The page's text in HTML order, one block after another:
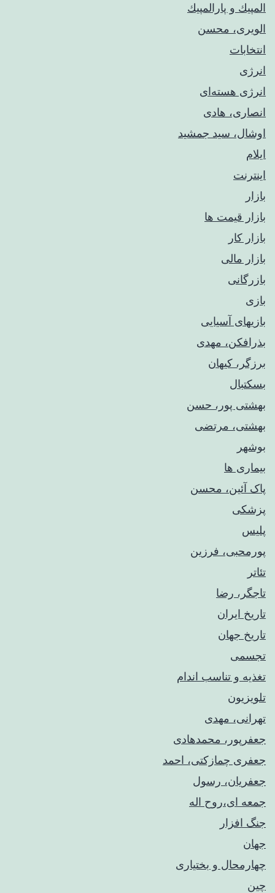
المپيك و پارالمپيك
الویری، محسن
انتخابات
انرژی
انرژی هسته‌ای
انصاری، هادی
اوشال، سید جمشید
ایلام
اینترنت
بازار
بازار قیمت ها
بازار کار
بازار مالی
بازرگانی
بازی
بازیهای آسیایی
بذرافکن، مهدی
برزگر، کیهان
بسکتبال
بهشتی پور، حسن
بهشتی، مرتضی
بوشهر
بیماری ها
پاک آئین، محسن
پزشکی
پلیس
پورمحبی، فرزین
تئاتر
تاجگر، رضا
تاریخ ایران
تاریخ جهان
تجسمی
تغذیه و تناسب اندام
تلویزیون
تهرانی، مهدی
جعفرپور، محمدهادی
جعفری چمازکتی، احمد
جعفریان، رسول
جمعه ای،روح اله
جنگ افزار
جهان
چهارمحال و بختیاری
چین